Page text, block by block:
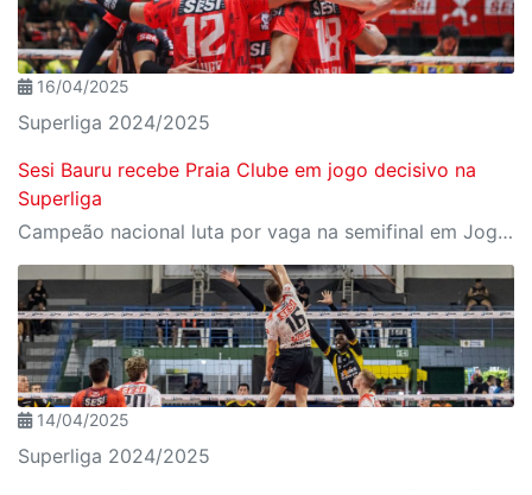
16/04/2025
Superliga 2024/2025
Sesi Bauru recebe Praia Clube em jogo decisivo na
Superliga
Campeão nacional luta por vaga na semifinal em Jogo 3 das quartas de final
14/04/2025
Superliga 2024/2025